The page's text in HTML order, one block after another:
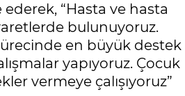
“Hasta ve hasta
bulunuyoruz.
en büyük destek
yapıyoruz. Çocuk
vermeye çalışıyoruz”